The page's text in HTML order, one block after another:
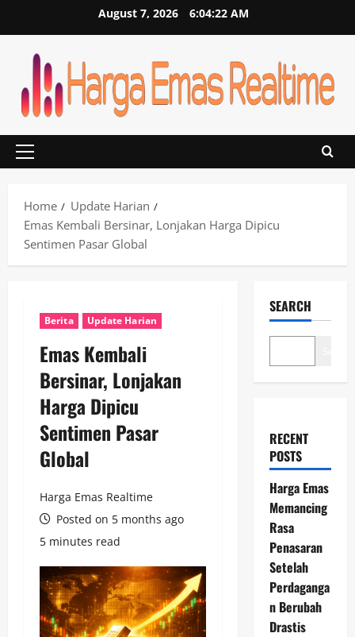
August 7, 2026 6:04:23 AM
Primary
Home
Update Harian
Emas Kembali Bersinar, Lonjakan Harga Dipicu
Sentimen Pasar Global
Berita Update Harian
Emas Kembali
Bersinar, Lonjakan
Harga Dipicu
Sentimen Pasar
Global
Harga Emas Realtime
Posted on 5 months ago
5 minutes read
SEARCH
RECENT
POSTS
Harga Emas
Memancing
Rasa
Penasaran
Setelah
Perdaganga
n Berubah
Drastis